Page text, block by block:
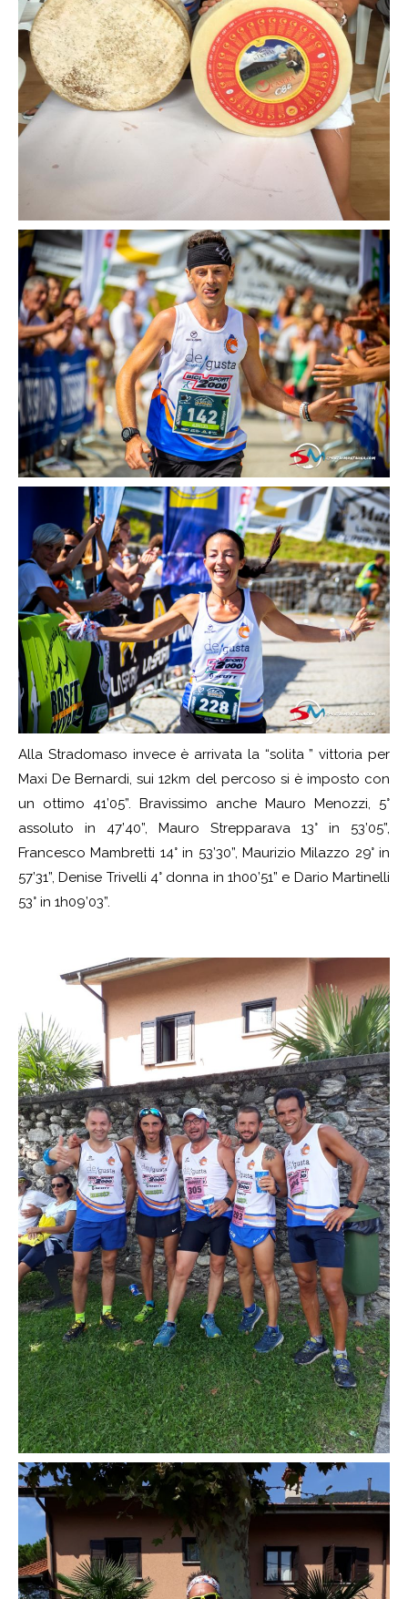
Alla Stradomaso invece è arrivata la “solita ” vittoria per
Maxi De Bernardi, sui 12km del percoso si è imposto con
un ottimo 41’05”. Bravissimo anche Mauro Menozzi, 5°
assoluto in 47’40”, Mauro Strepparava 13° in 53’05”,
Francesco Mambretti 14° in 53’30”, Maurizio Milazzo 29° in
57’31”, Denise Trivelli 4° donna in 1h00’51” e Dario Martinelli
53° in 1h09’03”.